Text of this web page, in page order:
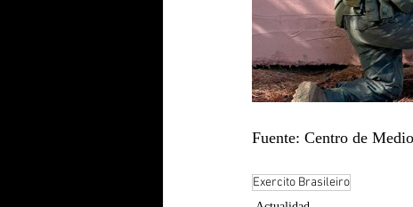
Fuente: Centro de
Exercito Brasileiro